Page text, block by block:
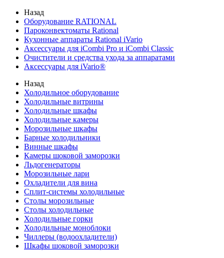
Назад
Оборудование RATIONAL
Пароконвектоматы Rational
Кухонные аппараты Rational iVario
Аксессуары для iCombi Pro и iCombi Classic
Очистители и средства ухода за аппаратами
Аксессуары для iVario®
Назад
Холодильное оборудование
Холодильные витрины
Холодильные шкафы
Холодильные камеры
Морозильные шкафы
Барные холодильники
Винные шкафы
Камеры шоковой заморозки
Льдогенераторы
Морозильные лари
Охладители для вина
Сплит-системы холодильные
Столы морозильные
Столы холодильные
Холодильные горки
Холодильные моноблоки
Чиллеры (водоохладители)
Шкафы шоковой заморозки